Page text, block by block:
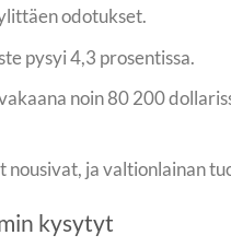
odotukset.
pysyi 4,3 prosentissa.
noin 80 200
nousivat, ja valtionlainan
kysytyt